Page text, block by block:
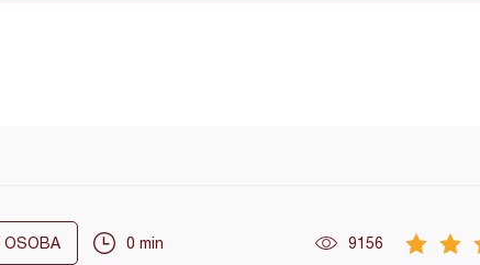
OSOBA 0 min 9156